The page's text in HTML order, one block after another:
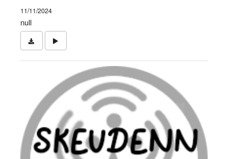
11/11/2024
null